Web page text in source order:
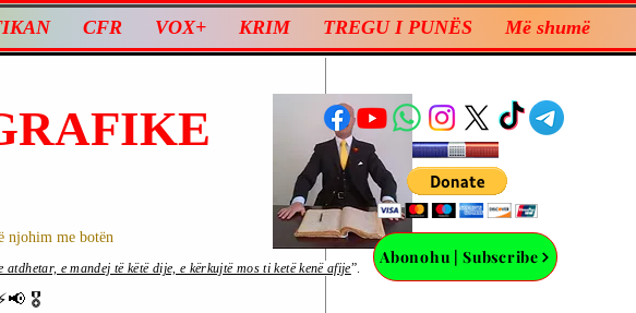
CFR VOX+ KRIM TREGU I PUNËS Më shumë
njohim me botën
🎖
Abonohu | Subscribe
e mandej të këtë dije, e kërkujtë mos ti ketë kenë afije”.